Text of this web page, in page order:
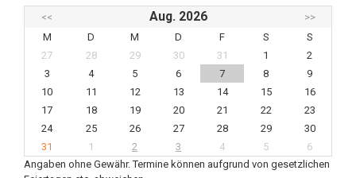
<< Aug. 2026
>>
M
D M D F S
S
27
28 29 30 31 1
2
3
4 5 6 7 8
9
10
11 12 13 14 15
16
17
18 19 20 21 22
23
24
25 26 27 28 29
30
31
1 2 3 4 5
6
Angaben ohne Gewähr. Termine können aufgrund von gesetzlichen